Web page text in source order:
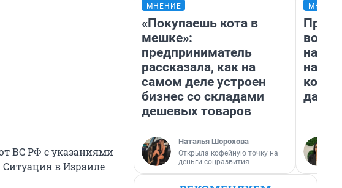
ВС РФ с указаниями
в Израиле
МНЕНИЕ
«Покупаешь кота в
мешке»:
предприниматель
рассказала, как на
самом деле устроен
бизнес со складами
дешевых товаров
Наталья Шорохова
Открыла кофейную точку на
деньги соцразвития
нам
даже